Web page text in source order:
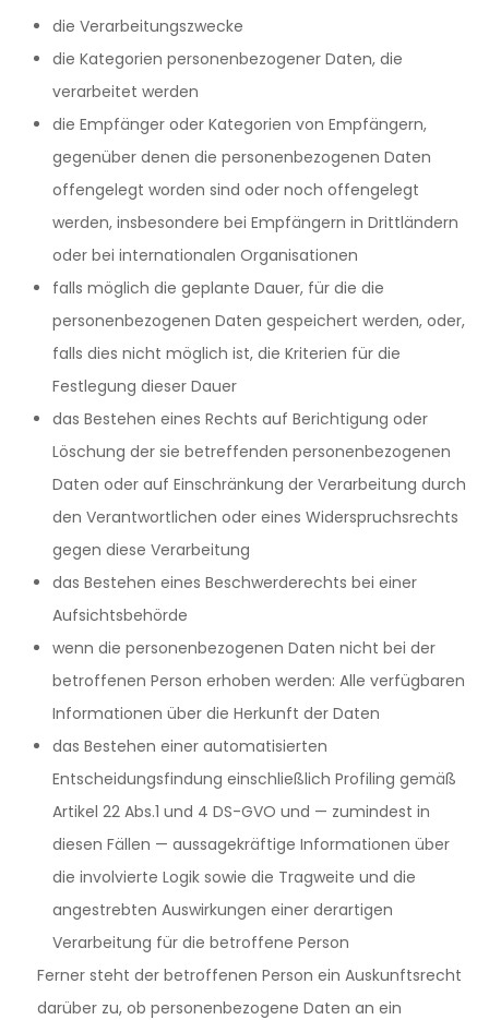
die Verarbeitungszwecke
die Kategorien personenbezogener Daten, die
verarbeitet werden
die Empfänger oder Kategorien von Empfängern,
gegenüber denen die personenbezogenen Daten
offengelegt worden sind oder noch offengelegt
werden, insbesondere bei Empfängern in Drittländern
oder bei internationalen Organisationen
falls möglich die geplante Dauer, für die die
personenbezogenen Daten gespeichert werden, oder,
falls dies nicht möglich ist, die Kriterien für die
Festlegung dieser Dauer
das Bestehen eines Rechts auf Berichtigung oder
Löschung der sie betreffenden personenbezogenen
Daten oder auf Einschränkung der Verarbeitung durch
den Verantwortlichen oder eines Widerspruchsrechts
gegen diese Verarbeitung
das Bestehen eines Beschwerderechts bei einer
Aufsichtsbehörde
wenn die personenbezogenen Daten nicht bei der
betroffenen Person erhoben werden: Alle verfügbaren
Informationen über die Herkunft der Daten
das Bestehen einer automatisierten
Entscheidungsfindung einschließlich Profiling gemäß
Artikel 22 Abs.1 und 4 DS-GVO und — zumindest in
diesen Fällen — aussagekräftige Informationen über
die involvierte Logik sowie die Tragweite und die
angestrebten Auswirkungen einer derartigen
Verarbeitung für die betroffene Person
Ferner steht der betroffenen Person ein Auskunftsrecht
darüber zu, ob personenbezogene Daten an ein